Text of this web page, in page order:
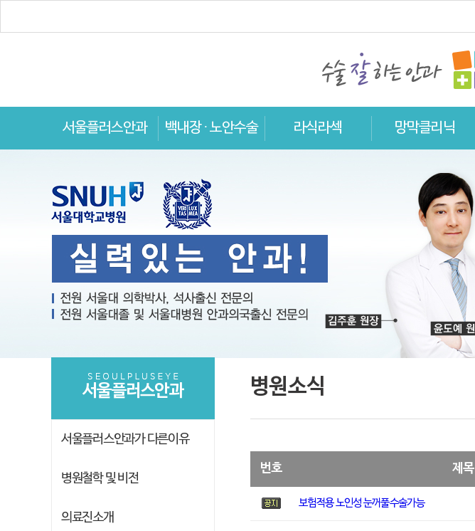
서울플러스안과 백내장 · 노안수술 라식라섹 망막클리닉
서울플러스안과
서울플러스안과가 다른이유
병원철학 및 비전
의료진소개
병원소식
번호 제목
보험적용 노인성 눈꺼풀수술가능